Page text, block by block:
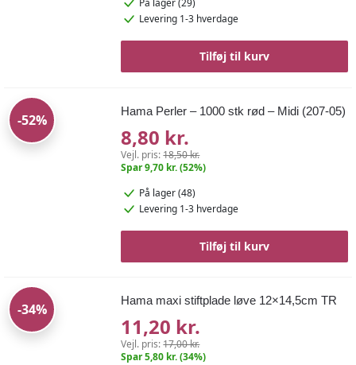
På lager (29)
Levering 1-3 hverdage
Tilføj til kurv
-52%
Hama Perler – 1000 stk rød – Midi (207-05)
8,80 kr.
Vejl. pris:18,50 kr.
Spar 9,70 kr. (52%)
På lager (48)
Levering 1-3 hverdage
Tilføj til kurv
-34%
Hama maxi stiftplade løve 12×14,5cm TR
11,20 kr.
Vejl. pris:17,00 kr.
Spar 5,80 kr. (34%)